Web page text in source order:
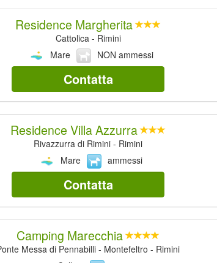
Residence Margherita
Cattolica - Rimini
Mare
NON ammessi
Contatta
Residence Villa Azzurra
Rivazzurra di Rimini - Rimini
Mare
ammessi
Contatta
Camping Marecchia
Messa di Pennabilli - Montefeltro - Rimini